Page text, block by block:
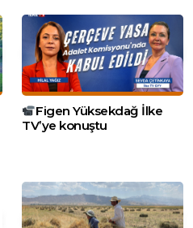
Figen Yüksekdağ İlke
TV’ye konuştu